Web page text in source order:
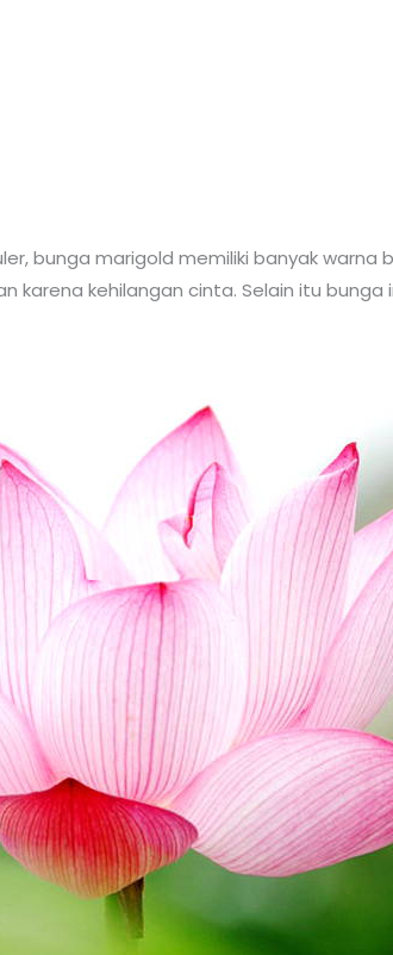
bunga marigold memiliki banyak warna
karena kehilangan cinta. Selain itu